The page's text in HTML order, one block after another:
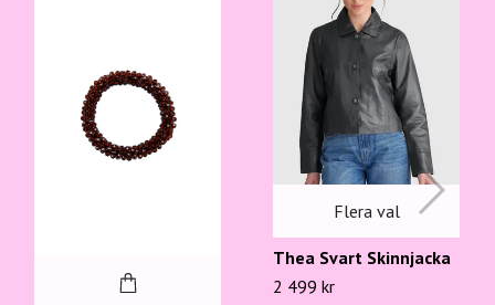
Flera val
Thea Svart Skinnjacka
2 499 kr